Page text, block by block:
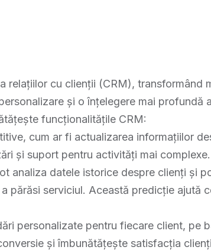
cu clienții (CRM), transformând
și o înțelegere mai profundă
funcționalitățile CRM:
cum ar fi actualizarea informațiilor
și suport pentru activități mai complexe.
analiza datele istorice despre clienți și
serviciul. Această predicție ajută
personalizate pentru fiecare client, pe
și îmbunătățește satisfacția